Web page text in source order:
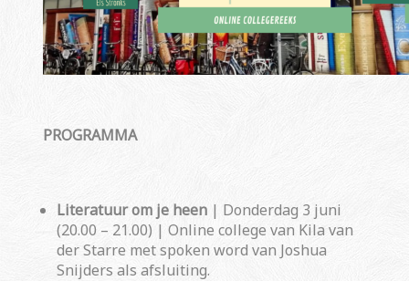
PROGRAMMA
Literatuur om je heen | Donderdag 3 juni
(20.00 – 21.00) | Online college van Kila van
der Starre met spoken word van Joshua
Snijders als afsluiting.